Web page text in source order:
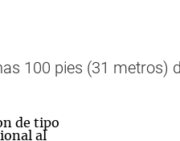
100 pies (31 metros)